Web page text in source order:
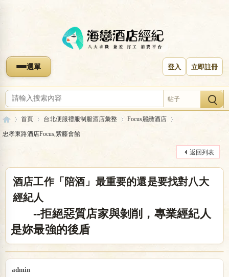
選單 登入 立即註冊
帖子
首頁 台北便服禮服制服酒店彙整 Focus麗緻酒店
忠孝東路酒店Focus,紫藤會館
返回列表
酒店工作「陪酒」最重要的還是要找對八大
經紀人
--拒絕惡質店家與剝削，專業經紀人
是妳最強的後盾
admin